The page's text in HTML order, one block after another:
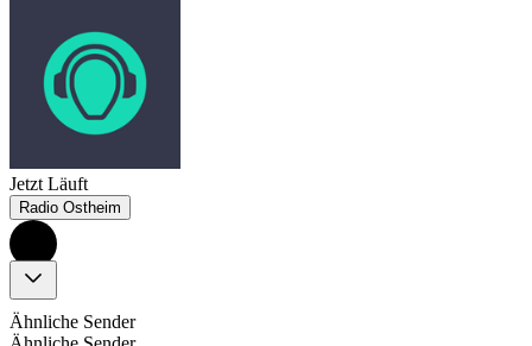
Jetzt Läuft
Radio Ostheim
Ähnliche Sender